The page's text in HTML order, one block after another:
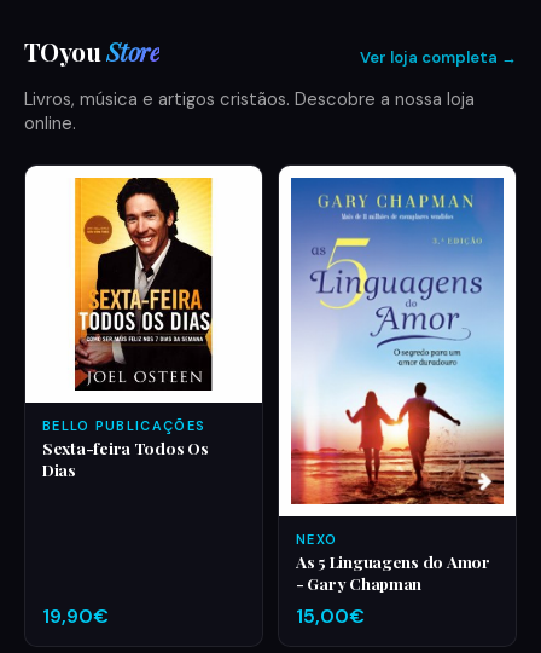
TOyouStore Ver loja completa →
Livros, música e artigos cristãos. Descobre a nossa loja
online.
BELLO PUBLICAÇÕES
Sexta-feira Todos Os
Dias
19,90€
NEXO
As 5 Linguagens do Amor
- Gary Chapman
15,00€